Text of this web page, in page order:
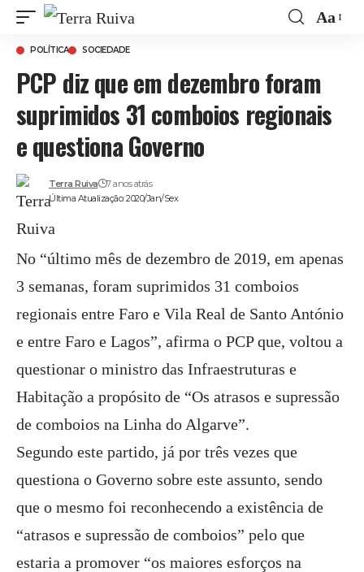
Aa
POLÍTICA SOCIEDADE
PCP diz que em dezembro foram
suprimidos 31 comboios regionais
e questiona Governo
Última Atualização: 2020/Jan/Sex
Terra Ruiva 7 anos atrás
No “último mês de dezembro de 2019, em apenas
3 semanas, foram suprimidos 31 comboios
regionais entre Faro e Vila Real de Santo António
e entre Faro e Lagos”, afirma o PCP que, voltou a
questionar o ministro das Infraestruturas e
Habitação a propósito de “Os atrasos e supressão
de comboios na Linha do Algarve”.
Segundo este partido, já por três vezes que
questiona o Governo sobre este assunto, sendo
que o mesmo foi reconhecendo a existência de
“atrasos e supressão de comboios” pelo que
estaria a promover “os maiores esforços na